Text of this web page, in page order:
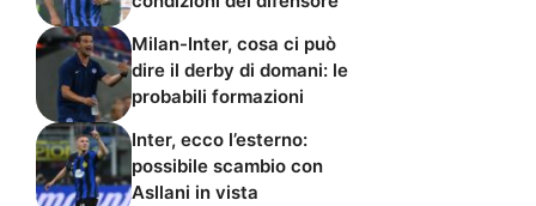
Milan-Inter, cosa ci può
dire il derby di domani: le
probabili formazioni
Inter, ecco l’esterno:
possibile scambio con
Asllani in vista